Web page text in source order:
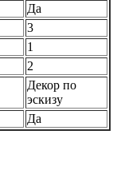
Да
3
1
2
Декор по
эскизу
Да